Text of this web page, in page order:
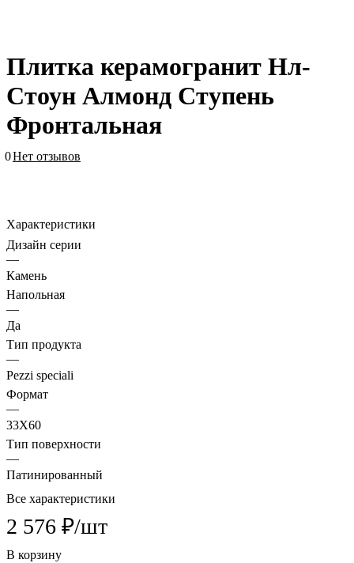
Плитка керамогранит Нл-
Стоун Алмонд Ступень
Фронтальная
0Нет отзывов
Характеристики
Дизайн серии
—
Камень
Напольная
—
Да
Тип продукта
—
Pezzi speciali
Формат
—
33X60
Тип поверхности
—
Патинированный
Все характеристики
2 576 ₽/шт
В корзину